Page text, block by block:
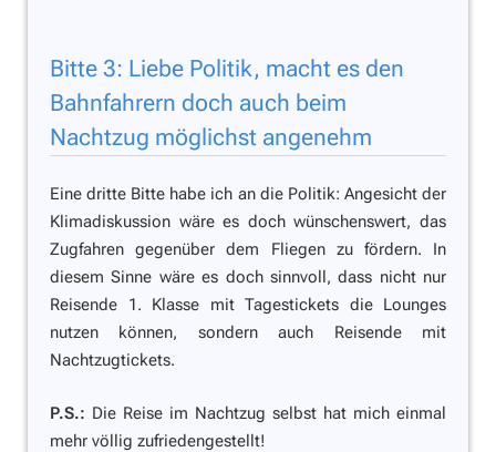
Bitte 3: Liebe Politik, macht es den
Bahnfahrern doch auch beim
Nachtzug möglichst angenehm
Eine dritte Bitte habe ich an die Politik: Angesicht der
Klimadiskussion wäre es doch wünschenswert, das
Zugfahren gegenüber dem Fliegen zu fördern. In
diesem Sinne wäre es doch sinnvoll, dass nicht nur
Reisende 1. Klasse mit Tagestickets die Lounges
nutzen können, sondern auch Reisende mit
Nachtzugtickets.
P.S.: Die Reise im Nachtzug selbst hat mich einmal
mehr völlig zufriedengestellt!